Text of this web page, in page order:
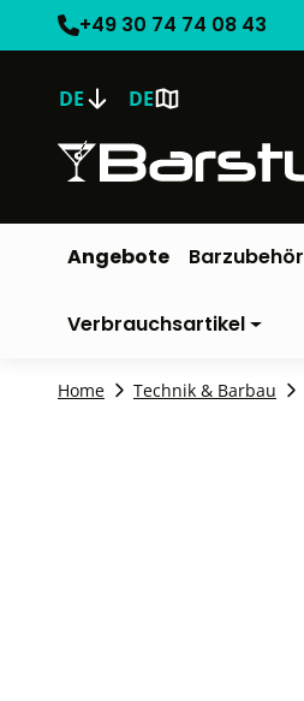
+49 30 74 74 08 43
DE DE
Angebote Barzubehör
Verbrauchsartikel
Home Technik & Barbau